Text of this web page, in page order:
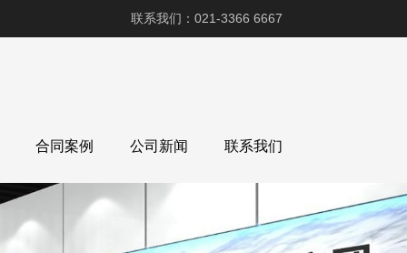
联系我们：021-3366 6667
合同案例 公司新闻 联系我们